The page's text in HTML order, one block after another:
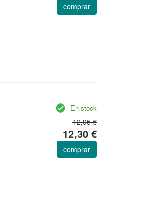
comprar
En stock
12,95 €
12,30 €
comprar